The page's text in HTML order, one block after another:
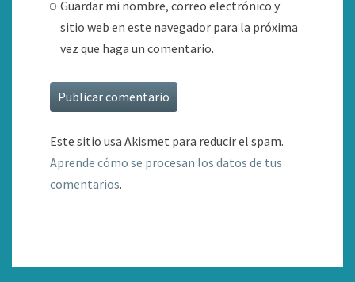
Guardar mi nombre, correo electrónico y
sitio web en este navegador para la próxima
vez que haga un comentario.
Este sitio usa Akismet para reducir el spam.
Aprende cómo se procesan los datos de tus
comentarios.